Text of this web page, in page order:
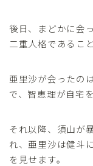
後日、まどかに会
二重人格であるこ
亜里沙が会ったの
で、智恵理が自宅
それ以降、須山が
れ、亜里沙は健斗
を見せます。